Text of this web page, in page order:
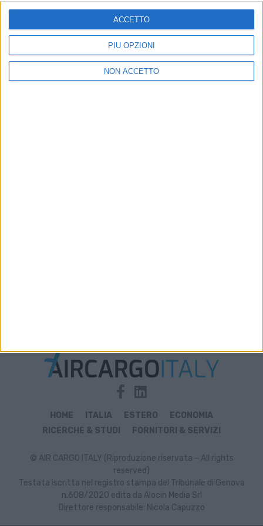
PIÙ OPZIONI
NON ACCETTO
ACCETTO
Dichiaro di aver letto e compreso l'informativa sulla privacy e
di dare il mio consenso alla ricezione di promozioni commerciali
Vedi POLITICA SULLA PRIVACY.
HOME ITALIA ESTERO
ECONOMIA
RICERCHE & STUDI
FORNITORI & SERVIZI
© AIR CARGO ITALY (Riproduzione riservata – All rights
reserved)
Testata iscritta nel registro stampa del Tribunale di Genova
n.608/2020 edita da Alocin Media Srl
Direttore responsabile: Nicola Capuzzo